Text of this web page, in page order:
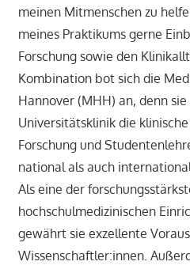
meinen Mitmenschen zu
meines Praktikums gerne
Forschung sowie den
Kombination bot sich die
Hannover (MHH) an, denn
Universitätsklinik die
Forschung und
national als auch
Als eine der
hochschulmedizinischen
gewährt sie exzellente
Wissenschaftler:innen.